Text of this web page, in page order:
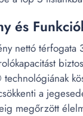
és
nettó térfogata
a
megőrzött